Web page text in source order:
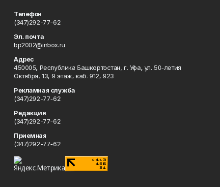
Телефон
(347)292-77-62
Эл. почта
bp2002@inbox.ru
Адрес
450005, Республика Башкортостан, г. Уфа, ул. 50-летия
Октября, 13, 9 этаж, каб. 912, 923
Рекламная служба
(347)292-77-62
Редакция
(347)292-77-62
Приемная
(347)292-77-62